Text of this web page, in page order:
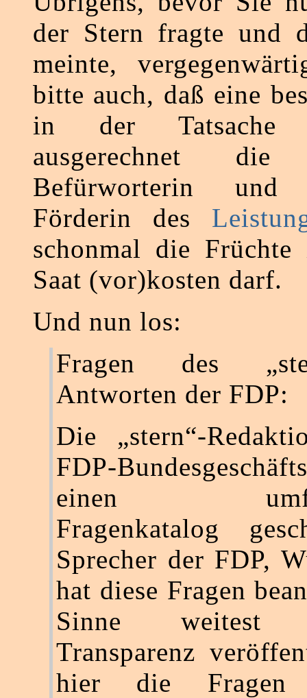
der Stern fragte und
meinte,
bitte auch, daß eine
in der Tatsache
ausgerechnet
Befürworterin und
Förderin des
schonmal die Früchte
Saat (vor)kosten darf.
Und nun los:
Fragen des
Antworten der FDP:
Die „stern“-
FDP-
einen
Fragenkatalog
Sprecher der FDP,
hat diese Fragen
Sinne weitest
Transparenz
hier die